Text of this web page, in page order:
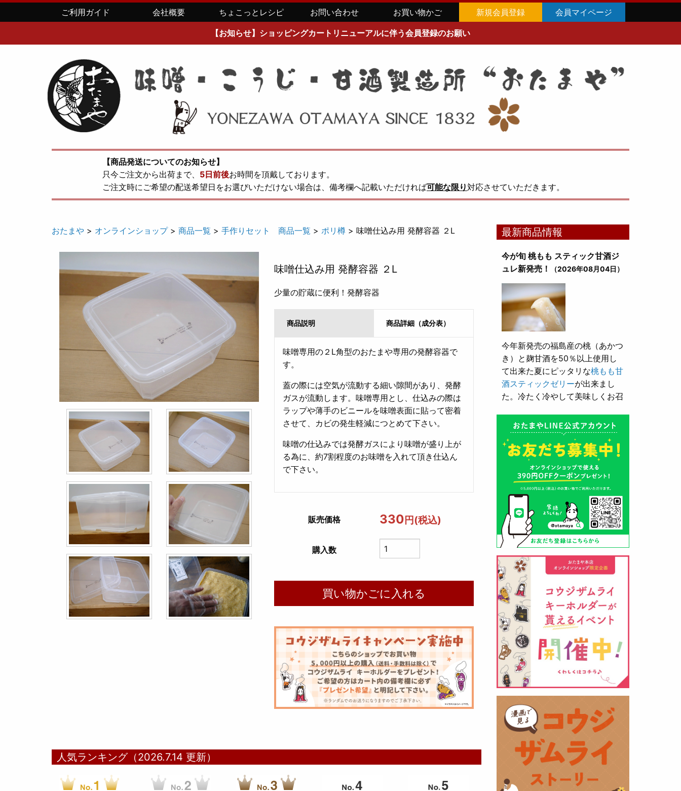
ご利用ガイド 会社概要 ちょこっとレシピ お問い合わせ お買い物かご 新規会員登録 会員マイページ
【お知らせ】ショッピングカートリニューアルに伴う会員登録のお願い
【商品発送についてのお知らせ】
只今ご注文から出荷まで、 5日前後お時間を頂戴しております。
ご注文時にご希望の配送希望日をお選びいただけない場合は、備考欄へ記載いただければ可能な限り対応させていただきます。
おたまや > オンラインショップ> 商品一覧 > 手作りセット 商品一覧 > ポリ樽 > 味噌仕込み用 発酵容器 ２L
味噌仕込み用 発酵容器 ２L
少量の貯蔵に便利！発酵容器
商品説明 商品詳細（成分表）
味噌専用の２L角型のおたまや専用の発酵容器で
す。
蓋の際には空気が流動する細い隙間があり、発酵
ガスが流動します。味噌専用とし、仕込みの際は
ラップや薄手のビニールを味噌表面に貼って密着
させて、カビの発生軽減につとめて下さい。
味噌の仕込みでは発酵ガスにより味噌が盛り上が
る為に、約7割程度のお味噌を入れて頂き仕込ん
で下さい。
販売価格 330円(税込)
購入数
人気ランキング（2026.7.14 更新）
最新商品情報
今が旬 桃もも スティック甘酒ジ
ュレ新発売！
（2026年08月04日）
今年新発売の福島産の桃（あかつ
き）と麹甘酒を50％以上使用し
て出来た夏にピッタリな桃もも甘
酒スティックゼリーが出来まし
た。冷たく冷やして美味しくお召
とろり漬け込み用酒粕が新発売！
（2026年05月10日）
山形酒蔵の今期新粕を低温でじっ
くりと熟成させて、とろり漬け込
まみをしっかりと引き出して出来
ました。野菜、お魚、お肉等の漬
け込みにどうぞ・・・
クロ黒麹甘酒 スティック新発売
（2026年03月08日）
黒麹の天然クエン酸で運動の為に
最大の機能を発揮出来るよう開発
しました。少しゆるく仕上がりま
したので初回ロット8,000本程度
を訳あり価格で提供します。品質
や栄養価には問題ありませんので
お早めにどうぞ・・・